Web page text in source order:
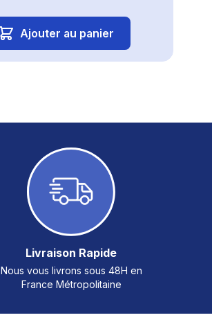
Ajouter au panier
Livraison Rapide
Nous vous livrons sous 48H en
France Métropolitaine